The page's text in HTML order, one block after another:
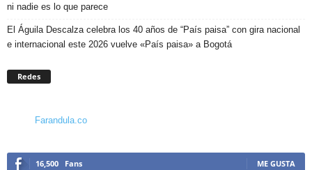
ni nadie es lo que parece
El Águila Descalza celebra los 40 años de “País paisa” con gira nacional
e internacional este 2026 vuelve «País paisa» a Bogotá
Redes
Farandula.co
16,500 Fans ME GUSTA